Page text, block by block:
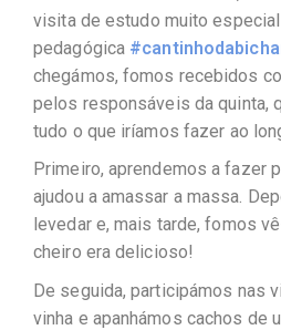
visita de estudo muito especial
pedagógica
chegámos, fomos recebidos
pelos responsáveis da quinta,
tudo o que iríamos fazer ao
Primeiro, aprendemos a fazer
ajudou a amassar a massa.
levedar e, mais tarde, fomos
cheiro era delicioso!
De seguida, participámos nas
vinha e apanhámos cachos de